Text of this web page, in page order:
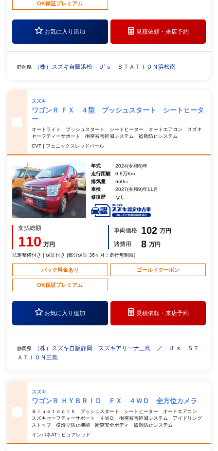
OK保証プレミアム
お気に入り追加 見積依頼・来店予約
静岡県 （株）スズキ自販浜松 Ｕ’ｓ ＳＴＡＴＩＯＮ浜松南
スズキ
ワゴンＲ ＦＸ ４型 プッシュスタート シートヒータ
ー
オートライト プッシュスタート シートヒーター オートエアコン スズキ
セーフティーサポート 衝突被害軽減システム 盗難防止システム
CVT | フェニックスレッドパール
年式
2024(令和6)年
走行距離
0.8万Km
排気量
660cc
車検
2027(令和9)年11月
修復歴
なし
支払総額
110 万円
車両価格 102 万円
諸費用
8 万円
法定整備付き | 保証付き (部分保証 36ヶ月：走行無制限)
パック料金あり ゴールドクーポン
OK保証プレミアム
お気に入り追加 見積依頼・来店予約
静岡県
（株）スズキ自販静岡 スズキアリーナ三島 ／ Ｕ’ｓ ＳＴ
ＡＴＩＯＮ三島
スズキ
ワゴンＲ ＨＹＢＲＩＤ ＦＸ ４ＷＤ 全方位カメラ
Ｂｌｕｅｔｏｏｔｈ プッシュスタート シートヒーター オートエアコン
スズキセーフティーサポート ４ＷＤ 衝突被害軽減システム アイドリング
ストップ 横滑り防止機能 衝突安全ボディ 盗難防止システム
インパネAT | ピュアレッド